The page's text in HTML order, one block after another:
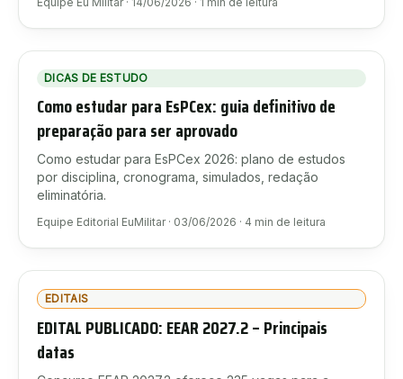
DICAS DE ESTUDO
Como estudar para EsPCex: guia definitivo de
preparação para ser aprovado
Como estudar para EsPCex 2026: plano de estudos
por disciplina, cronograma, simulados, redação
eliminatória.
Equipe Editorial EuMilitar· 03/06/2026 · 4 min de leitura
EDITAIS
EDITAL PUBLICADO: EEAR 2027.2 – Principais
datas